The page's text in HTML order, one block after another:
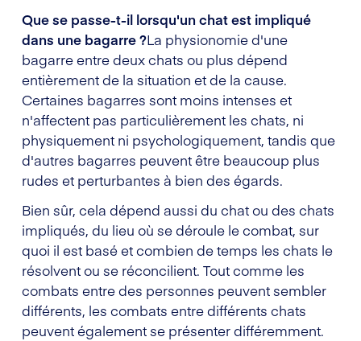
Que se passe-t-il lorsqu'un chat est impliqué
dans une bagarre ?La physionomie d'une
bagarre entre deux chats ou plus dépend
entièrement de la situation et de la cause.
Certaines bagarres sont moins intenses et
n'affectent pas particulièrement les chats, ni
physiquement ni psychologiquement, tandis que
d'autres bagarres peuvent être beaucoup plus
rudes et perturbantes à bien des égards.
Bien sûr, cela dépend aussi du chat ou des chats
impliqués, du lieu où se déroule le combat, sur
quoi il est basé et combien de temps les chats le
résolvent ou se réconcilient. Tout comme les
combats entre des personnes peuvent sembler
différents, les combats entre différents chats
peuvent également se présenter différemment.